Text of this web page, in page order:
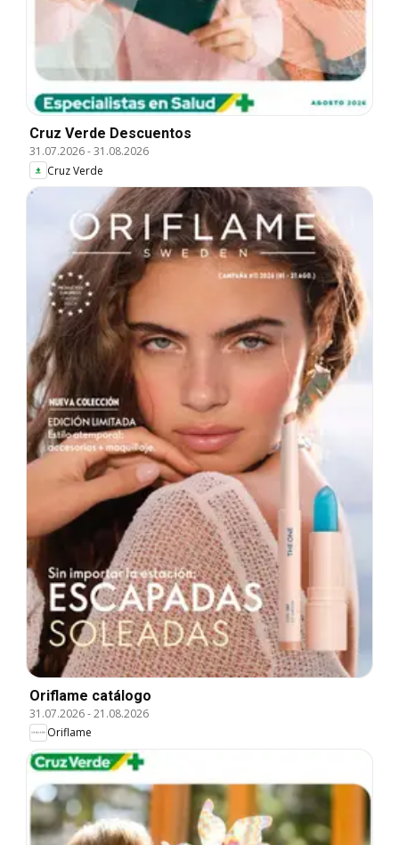
Cruz Verde Descuentos
31.07.2026-31.08.2026
Cruz Verde
Oriflame catálogo
31.07.2026-21.08.2026
Oriflame